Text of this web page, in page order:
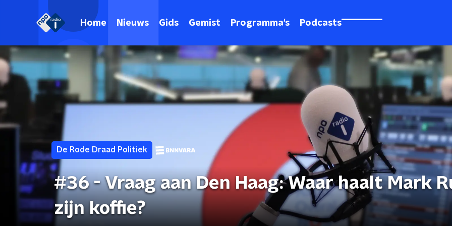
Home Nieuws Gids Gemist Programma's Podcasts
De Rode Draad Politiek
#36 - Vraag aan Den Haag: Waar haalt Mark
zijn koffie?